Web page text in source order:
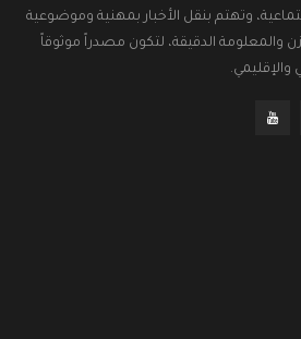
وتهتم بنقل الأخبار بمهنية وموضوعية
والمعلومة الدقيقة، لتكون مصدراً موثوقاً
والإقليمي.